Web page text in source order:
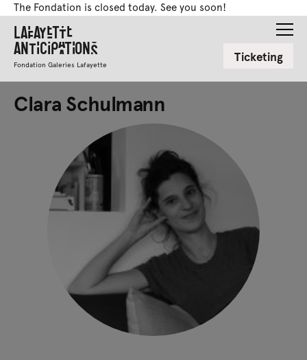
The Fondation is closed today. See you soon!
Lafayette
Anticipations
Fondation Galeries Lafayette Ticketing
Clara Schulmann